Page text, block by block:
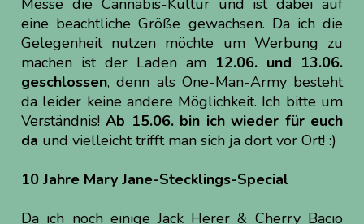
Messe die Cannabis-Kultur und ist dabei auf
eine beachtliche Größe gewachsen. Da ich die
Gelegenheit nutzen möchte um Werbung zu
machen ist der Laden am 12.06. und 13.06.
geschlossen, denn als One-Man-Army besteht
da leider keine andere Möglichkeit. Ich bitte um
Verständnis!Ab 15.06. bin ich wieder für euch
da und vielleicht trifft man sich ja dort vor Ort! :)
10 Jahre Mary Jane-Stecklings-Special
Da ich noch einige Jack Herer & Cherry Bacio